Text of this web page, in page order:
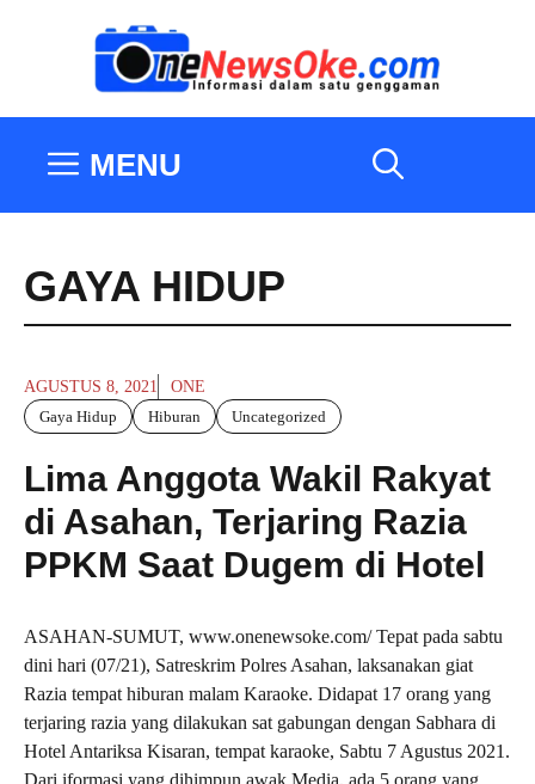
MENU
GAYA HIDUP
AGUSTUS 8, 2021
ONE
Gaya Hidup
Hiburan Uncategorized
Lima Anggota Wakil Rakyat
di Asahan, Terjaring Razia
PPKM Saat Dugem di Hotel
ASAHAN-SUMUT, www.onenewsoke.com/ Tepat pada sabtu
dini hari (07/21), Satreskrim Polres Asahan, laksanakan giat
Razia tempat hiburan malam Karaoke. Didapat 17 orang yang
terjaring razia yang dilakukan sat gabungan dengan Sabhara di
Hotel Antariksa Kisaran, tempat karaoke, Sabtu 7 Agustus 2021.
Dari iformasi yang dihimpun awak Media, ada 5 orang yang